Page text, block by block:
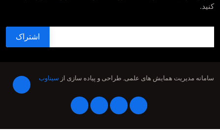
کنید.
سامانه مدیریت همایش های علمی. طراحی و پیاده سازی از سیناوب